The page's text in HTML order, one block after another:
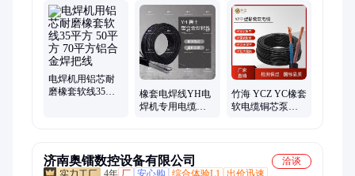
缆、铝芯电力电缆、矿物质防火电缆、矿用电缆、低烟无卤电力
电缆、高压交联电力电缆、低压电力电缆、计算机电缆、屏蔽电
缆、扁电缆、铠装电缆、架空线、橡套电缆、控制电缆
电焊机用铝芯耐
磨橡套软线35平
橡套电焊线YH电
焊机专用电缆
竹海 YCZ YC橡套
软电缆铜芯泵用
济南奥镭数控设备有限公司
洽谈
4年 厂 安心购 综合体验L1 出价迅速